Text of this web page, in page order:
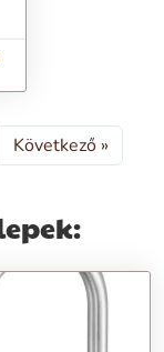
Következő »